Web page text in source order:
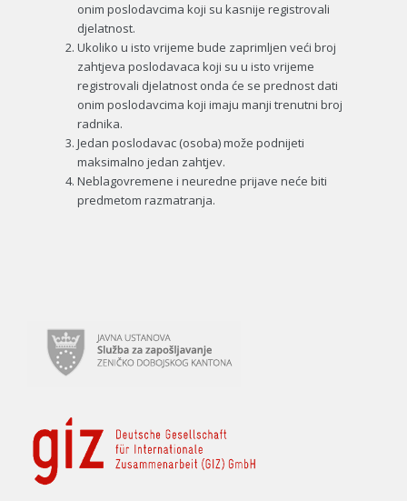
onim poslodavcima koji su kasnije registrovali
djelatnost.
Ukoliko u isto vrijeme bude zaprimljen veći broj
zahtjeva poslodavaca koji su u isto vrijeme
registrovali djelatnost onda će se prednost dati
onim poslodavcima koji imaju manji trenutni broj
radnika.
Jedan poslodavac (osoba) može podnijeti
maksimalno jedan zahtjev.
Neblagovremene i neuredne prijave neće biti
predmetom razmatranja.